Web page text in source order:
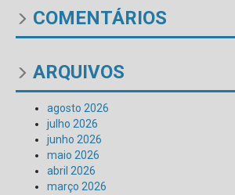
COMENTÁRIOS
ARQUIVOS
agosto 2026
julho 2026
junho 2026
maio 2026
abril 2026
março 2026